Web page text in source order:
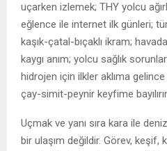
uçarken izlemek; THY yolcu
eğlence ile internet ilk günleri;
kaşık-çatal-bıçaklı ikram;
kaygı anım; yolcu sağlık
hidrojen için ilkler aklıma
çay-simit-peynir keyfime
Uçmak ve yanı sıra kara ile
bir ulaşım değildir. Görev, keşif,